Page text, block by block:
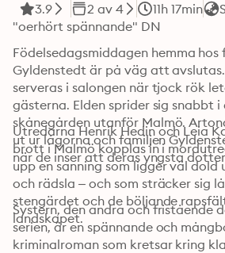
3.9 2 av 4 11h 17min
"oerhört spännande" DN
Födelsedagsmiddagen hemma hos
Gyldenstedt är på väg att
serveras i salongen när tjock rök
gästerna. Elden sprider sig snabbt
skånegården utanför Malmö.
ut ur lågorna och familjen
när de inser att deras yngsta
Utredarna Henrik Hedin och Leia
brott i Malmö kopplas in i
upp en sanning som ligger väl
och rädsla – och som sträcker sig
stengärdet och de böljande
landskapet.
Systern, den andra och fristående
serien, är en spännande och
kriminalroman som kretsar kring